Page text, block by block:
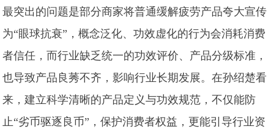
最突出的问题是部分商家将普通缓解疲劳产品夸大宣传
为“眼球抗衰”，概念泛化、功效虚化的行为会消耗消费
者信任，而行业缺乏统一的功效评价、产品分级标准，
也导致产品良莠不齐，影响行业长期发展。在孙绍楚看
来，建立科学清晰的产品定义与功效规范，不仅能防
止“劣币驱逐良币”，保护消费者权益，更能引导行业资